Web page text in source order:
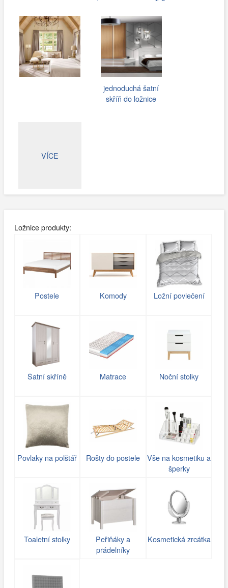
jednoduchá šatní
skříň do ložnice
VÍCE
Ložnice produkty:
Postele Komody Ložní povlečení
Šatní skříně Matrace Noční stolky
Povlaky na polštář Rošty do postele
Vše na kosmetiku a
šperky
Toaletní stolky
Peřiňáky a
prádelníky
Kosmetická zrcátka